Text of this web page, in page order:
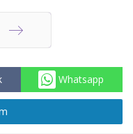
Алға
Whatsapp